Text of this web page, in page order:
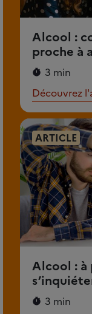
Alcool :
proche à
3 min
Découvrez
ARTICLE
Alcool : à
3 min